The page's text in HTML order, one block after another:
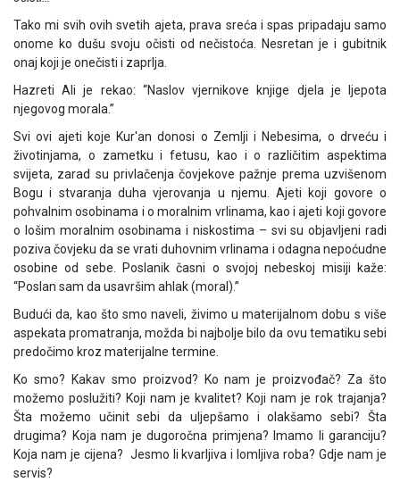
Tako mi svih ovih svetih ajeta, prava sreća i spas pripadaju samo
onome ko dušu svoju očisti od nečistoća. Nesretan je i gubitnik
onaj koji je onečisti i zaprlja.
Hazreti Ali je rekao: “Naslov vjernikove knjige djela je ljepota
njegovog morala.”
Svi ovi ajeti koje Kur'an donosi o Zemlji i Nebesima, o drveću i
životinjama, o zametku i fetusu, kao i o različitim aspektima
svijeta, zarad su privlačenja čovjekove pažnje prema uzvišenom
Bogu i stvaranja duha vjerovanja u njemu. Ajeti koji govore o
pohvalnim osobinama i o moralnim vrlinama, kao i ajeti koji govore
o lošim moralnim osobinama i niskostima – svi su objavljeni radi
poziva čovjeku da se vrati duhovnim vrlinama i odagna nepoćudne
osobine od sebe. Poslanik časni o svojoj nebeskoj misiji kaže:
“Poslan sam da usavršim ahlak (moral).”
Budući da, kao što smo naveli, živimo u materijalnom dobu s više
aspekata promatranja, možda bi najbolje bilo da ovu tematiku sebi
predočimo kroz materijalne termine.
Ko smo? Kakav smo proizvod? Ko nam je proizvođač? Za što
možemo poslužiti? Koji nam je kvalitet? Koji nam je rok trajanja?
Šta možemo učinit sebi da uljepšamo i olakšamo sebi? Šta
drugima? Koja nam je dugoročna primjena? Imamo li garanciju?
Koja nam je cijena? Jesmo li kvarljiva i lomljiva roba? Gdje nam je
servis?